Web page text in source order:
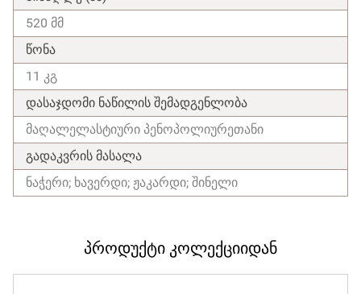
520 მმ
წონა
11 კგ
დასაჯდომი ნაწილის შემადგენლობა
მაღალელასტიური პენოპოლიურეთანი
გადაკვრის მასალა
ნაჭერი; ხავერდი; ჟაკარდი; შინელი
პროდუქტი კოლექციიდან